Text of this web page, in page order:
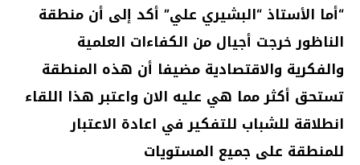
“أما اﻷستاذ “البشيري علي” أكد إلى أن منطقة
الناظور خرجت أجيال من الكفاءات العلمية
والفكرية والاقتصادية مضيفا أن هذه المنطقة
تستحق أكثر مما هي عليه الان واعتبر هذا اللقاء
انطلاقة للشباب للتفكير في اعادة الاعتبار
للمنطقة على جميع المستويات